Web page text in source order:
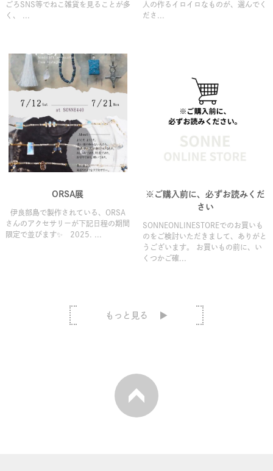
ごろSNS等でねこ雑貨を見ることが多
く、 ...
人の作るイロイロなものが、選んでく
ださ...
ORSA展
伊良部島で製作されている、ORSA
さんのアクセサリーが下記日程の期間
限定で並びます✨ 2025. ...
※ご購入前に、必ずお読みくだ
さい
SONNEONLINESTOREでのお買いも
のをご検討いただきまして、ありがと
うございます。 お買いもの前に、い
くつかご確...
もっと見る